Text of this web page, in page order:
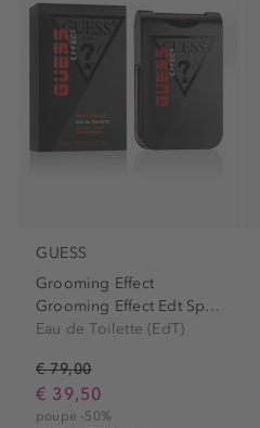
GUESS
Grooming Effect
Grooming Effect Edt Spray
Eau de Toilette (EdT)
€ 79,00
€ 39,50
poupe -50%